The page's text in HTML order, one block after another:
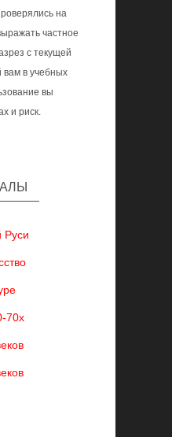
на
частное
с текущей
вам в учебных
вы
и риск.
Руси
70х